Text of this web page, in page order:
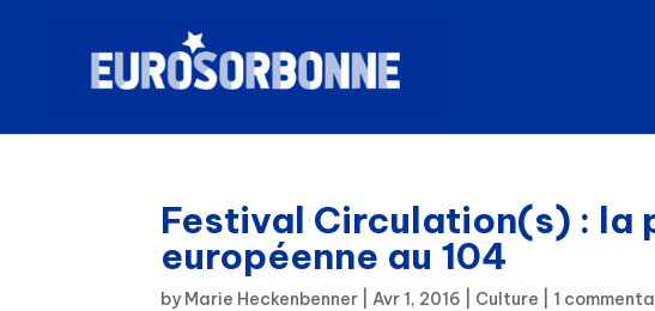
Festival Circulation(s) : la
européenne au 104
by Marie Heckenbenner |Avr 1, 2016 Culture 1